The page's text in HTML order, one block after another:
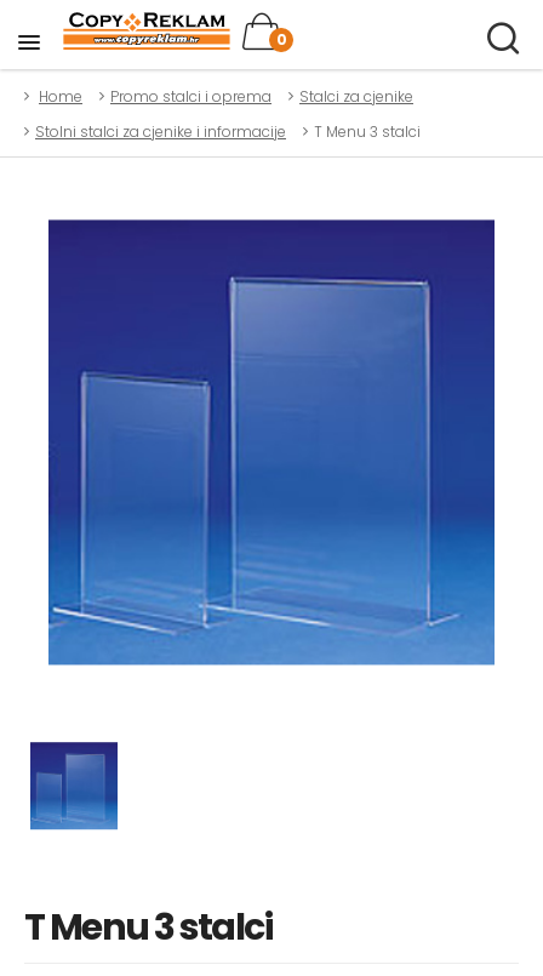
0
Home Promo stalci i oprema
Stalci za cjenike
Stolni stalci za cjenike i informacije
T Menu 3 stalci
T Menu 3 stalci